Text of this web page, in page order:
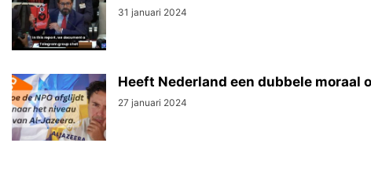
31 januari 2024
Heeft Nederland een dubbele moraal
27 januari 2024